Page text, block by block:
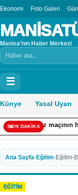
Ekonomi Foto Galeri
Manisa’nın Haber Merkezi
Arama
☰
Künye Yasal Uyarı
SON DAKİKA
hazırlıklarını
Ana Sayfa›Eğitim›Eğitim-
EĞITIM